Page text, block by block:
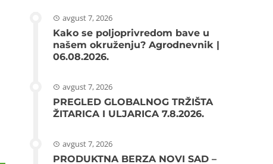
avgust 7, 2026
Kako se poljoprivredom bave u
našem okruženju? Agrodnevnik |
06.08.2026.
avgust 7, 2026
PREGLED GLOBALNOG TRŽIŠTA
ŽITARICA I ULJARICA 7.8.2026.
avgust 7, 2026
PRODUKTNA BERZA NOVI SAD –